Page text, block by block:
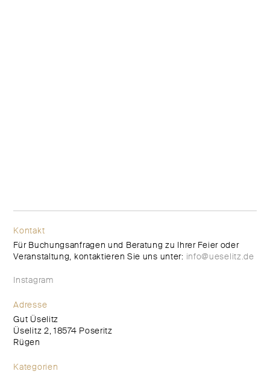
Kontakt
Für Buchungsanfragen und Beratung zu Ihrer Feier oder
Veranstaltung, kontaktieren Sie uns unter: info@ueselitz.de
Instagram
Adresse
Gut Üselitz
Üselitz 2, 18574 Poseritz
Rügen
Kategorien